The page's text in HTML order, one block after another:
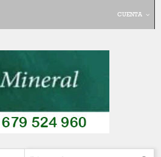
CUENTA